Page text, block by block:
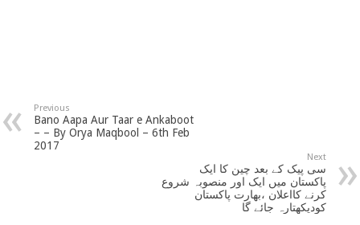
Previous
Bano Aapa Aur Taar e Ankaboot
– – By Orya Maqbool – 6th Feb
2017
Next
سی پیک کے بعد چین کا ایک
پاکستان میں ایک اور منصوبہ شروع
کرنے کااعلان ،بھارت پاکستان
کودیکھتارہ جائے گا